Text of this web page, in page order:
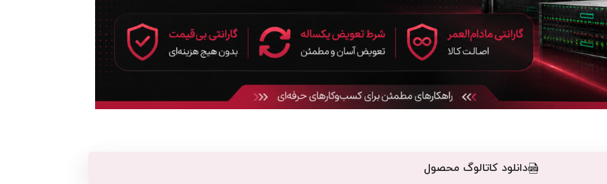
دانلود کاتالوگ محصول